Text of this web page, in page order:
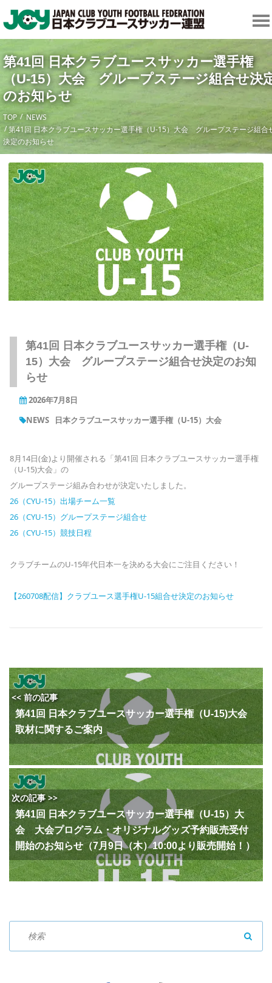
第41回 日本クラブユースサッカー選手権
（U-15）大会 グループステージ組合せ決
のお知らせ
TOP
NEWS
第41回 日本クラブユースサッカー選手権（U-15）大会 グループステージ組合
決定のお知らせ
第41回 日本クラブユースサッカー選手権（U-
15）大会 グループステージ組合せ決定のお知
らせ
2026年7月8日
NEWS
日本クラブユースサッカー選手権（U-15）大会
8月14日(金)より開催される「第41回 日本クラブユースサッカー選手権
（U-15)大会」の
グループステージ組み合わせが決定いたしました。
26（CYU-15）出場チーム一覧
26（CYU-15）グループステージ組合せ
26（CYU-15）競技日程
クラブチームのU-15年代日本一を決める大会にご注目ください！
【260708配信】クラブユース選手権U-15組合せ決定のお知らせ
<< 前の記事
第41回 日本クラブユースサッカー選手権（U-15)大会
取材に関するご案内
次の記事 >>
第41回 日本クラブユースサッカー選手権（U-15）大
会 大会プログラム・オリジナルグッズ予約販売受付
開始のお知らせ（7月9日（木）10:00より販売開始！）